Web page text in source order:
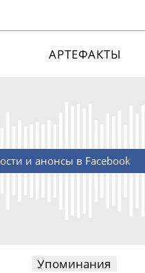
АРТЕФАКТЫ
и анонсы в Facebook
Упоминания